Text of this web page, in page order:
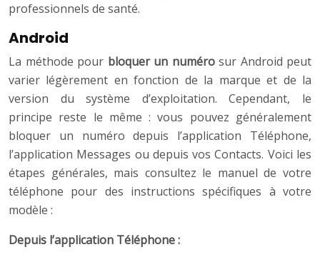
professionnels de santé.
Android
La méthode pour bloquer un numéro sur Android peut
varier légèrement en fonction de la marque et de la
version du système d’exploitation. Cependant, le
principe reste le même : vous pouvez généralement
bloquer un numéro depuis l’application Téléphone,
l’application Messages ou depuis vos Contacts. Voici les
étapes générales, mais consultez le manuel de votre
téléphone pour des instructions spécifiques à votre
modèle :
Depuis l’application Téléphone :